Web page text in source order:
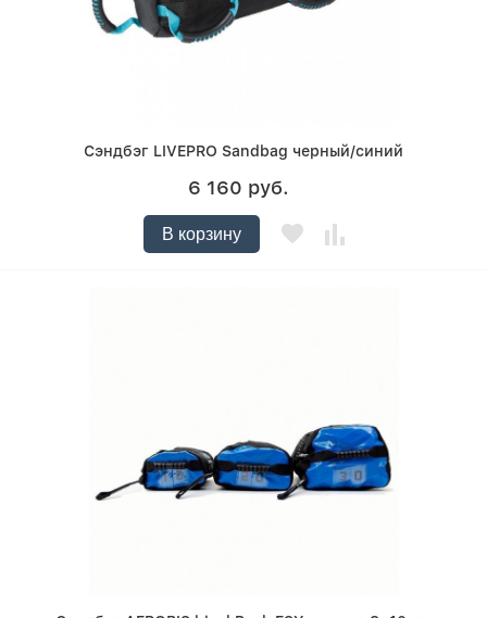
Сэндбэг LIVEPRO Sandbag черный/синий
6 160 руб.
В корзину